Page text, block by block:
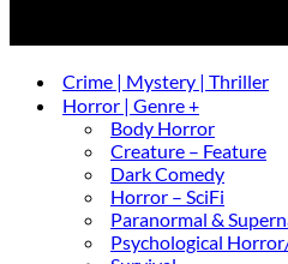
Crime | Mystery | Thriller
Horror | Genre +
Body Horror
Creature – Feature
Dark Comedy
Horror – SciFi
Paranormal &
Psychological